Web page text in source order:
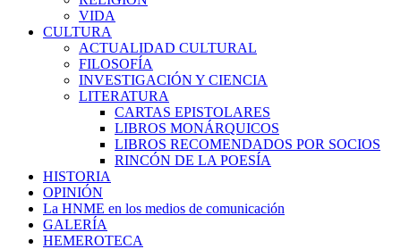
VIDA
CULTURA
ACTUALIDAD CULTURAL
FILOSOFÍA
INVESTIGACIÓN Y CIENCIA
LITERATURA
CARTAS EPISTOLARES
LIBROS MONÁRQUICOS
LIBROS RECOMENDADOS POR SOCIOS
RINCÓN DE LA POESÍA
HISTORIA
OPINIÓN
La HNME en los medios de comunicación
GALERÍA
HEMEROTECA